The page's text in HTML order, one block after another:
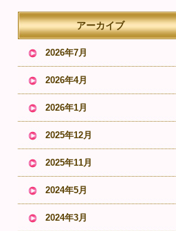
アーカイブ
2026年7月
2026年4月
2026年1月
2025年12月
2025年11月
2024年5月
2024年3月